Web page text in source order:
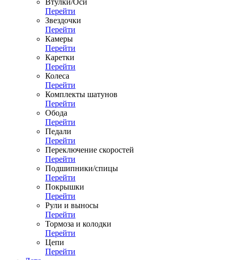
Втулки/Оси
Перейти
Звездочки
Перейти
Камеры
Перейти
Каретки
Перейти
Колеса
Перейти
Комплекты шатунов
Перейти
Обода
Перейти
Педали
Перейти
Переключение скоростей
Перейти
Подшипники/спицы
Перейти
Покрышки
Перейти
Рули и выносы
Перейти
Тормоза и колодки
Перейти
Цепи
Перейти